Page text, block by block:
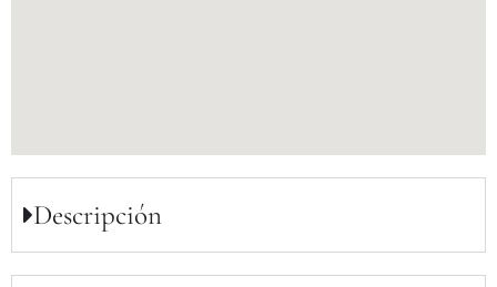
Descripción